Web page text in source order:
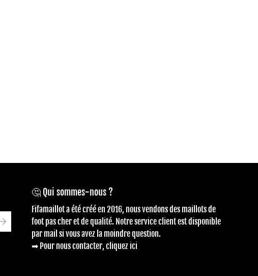
🤔 Qui sommes-nous ?
Fifamaillot a été créé en 2016, nous vendons des maillots de
foot pas cher et de qualité. Notre service client est disponible
par mail si vous avez la moindre question.
➡ Pour nous contacter, cliquez ici